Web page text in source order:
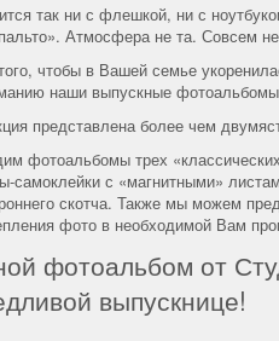
так ни с флешкой, ни с
Атмосфера не та. Совсем
чтобы в Вашей семье
наши выпускные
представлена более чем
фотоальбомы трех
самоклейки с «магнитными»
скотча. Также мы можем
фото в необходимой Вам
фотоальбом от
выпускнице!